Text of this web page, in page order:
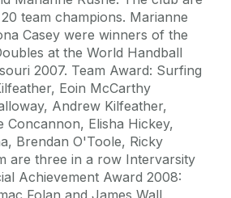
team champions. Marianne
Casey were winners of the
at the World Handball
2007. Team Award: Surfing
Eoin McCarthy
Andrew Kilfeather,
Concannon, Elisha Hickey,
Brendan O'Toole, Ricky
are three in a row Intervarsity
Achievement Award 2008:
Folan and James Wall,